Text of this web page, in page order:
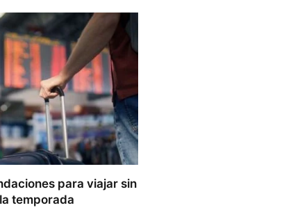
para viajar sin
temporada